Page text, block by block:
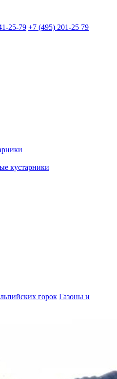
25-79 +7 (495) 201-25 79
кустарники
горок Газоны и